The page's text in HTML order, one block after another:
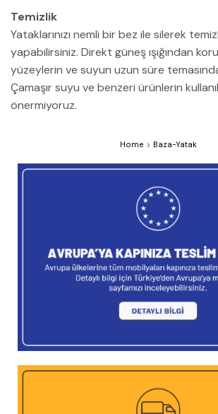
Temizlik
Yataklarınızı nemli bir bez ile silerek
yapabilirsiniz. Direkt güneş ışığından
yüzeylerin ve suyun uzun süre
Çamaşır suyu ve benzeri ürünlerin
önermiyoruz.
Home Baza-Yatak